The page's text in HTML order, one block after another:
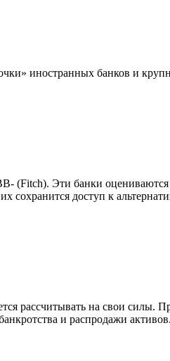
иностранных банков и
(Fitch). Эти банки
сохранится доступ к
рассчитывать на свои силы.
и распродажи